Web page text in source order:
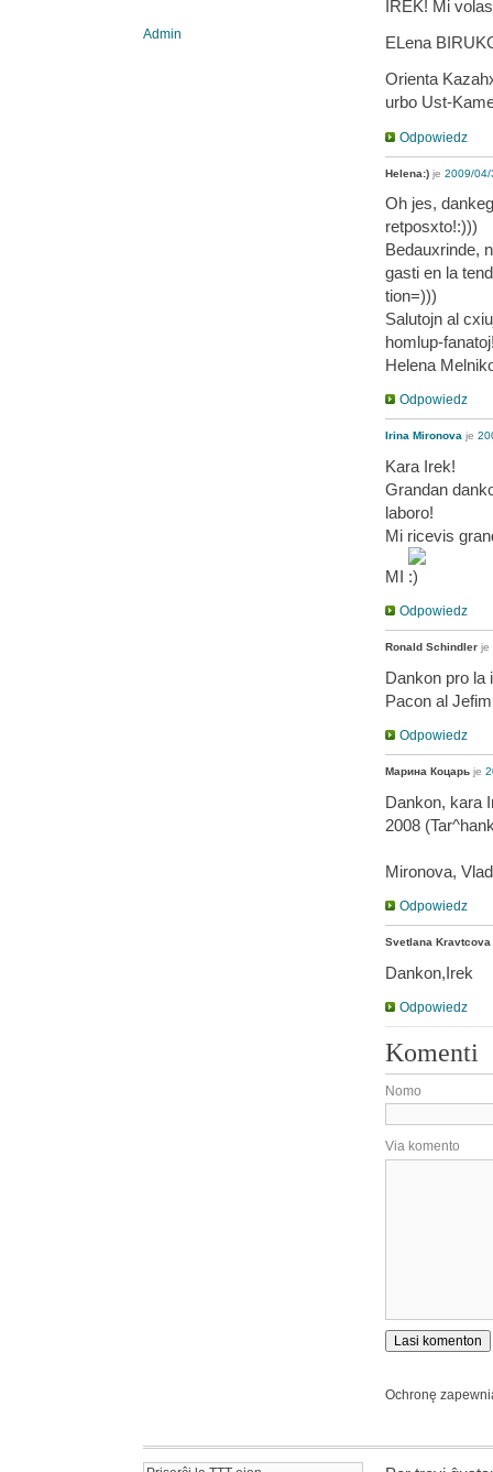
IREK! Mi
ELena
Orienta
urbo Ust-
Odpowiedz
Helena:) je 2009/04/
Oh jes,
retposxto!:)))
Bedauxrinde,
gasti en la
tion=)))
Salutojn al
homlup-
Helena
Odpowiedz
Irina Mironova je
Kara Irek!
Grandan
laboro!
Mi ricevis
MI
Odpowiedz
Ronald Schindler je
Dankon pro la
Pacon al
Odpowiedz
Марина Коцарь je
Dankon, kara
2008
Mironova,
Odpowiedz
Svetlana Kravtcova
Dankon,Irek
Odpowiedz
Komenti
Nomo
Via komento
Ochronę
Admin